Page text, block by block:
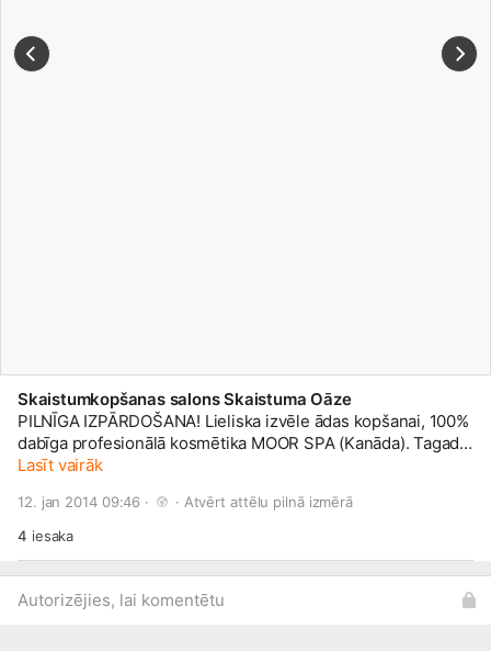
Skaistumkopšanas salons Skaistuma Oāze
PILNĪGA IZPĀRDOŠANA! Lieliska izvēle ādas kopšanai, 100%
dabīga profesionālā kosmētika MOOR SPA (Kanāda). Tagad
šo kosmētiku vari iegādāties ar -40% atlaidi! Produktus vari
Savukārt tos iegādāties vari rakstot mums facebook vai uz
e-pastu skaistuma.oaze@
administratori pa tālruni +371 27762006. Gaidīsim ciemos!
Lasīt vairāk
12. jan 2014 09:46 · · Atvērt attēlu pilnā izmērā
4 iesaka
Autorizējies, lai komentētu